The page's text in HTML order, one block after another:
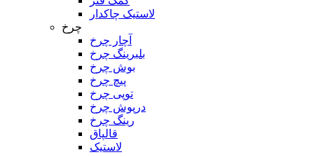
لاستیک چاکدار
چرخ
آچار چرخ
بلبرینگ چرخ
بوش چرخ
پیچ چرخ
توپی چرخ
درپوش چرخ
رینگ چرخ
قالپاق
لاستیک